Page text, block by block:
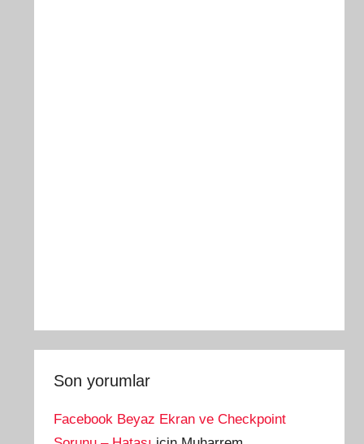
Son yorumlar
Facebook Beyaz Ekran ve Checkpoint